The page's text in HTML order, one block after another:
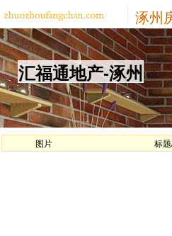
涿州
汇福通地产-涿州
图片 标